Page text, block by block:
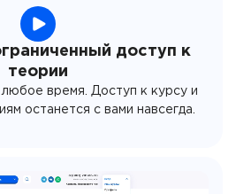
доступ к
теории
время. Доступ к курсу и
останется с вами навсегда.